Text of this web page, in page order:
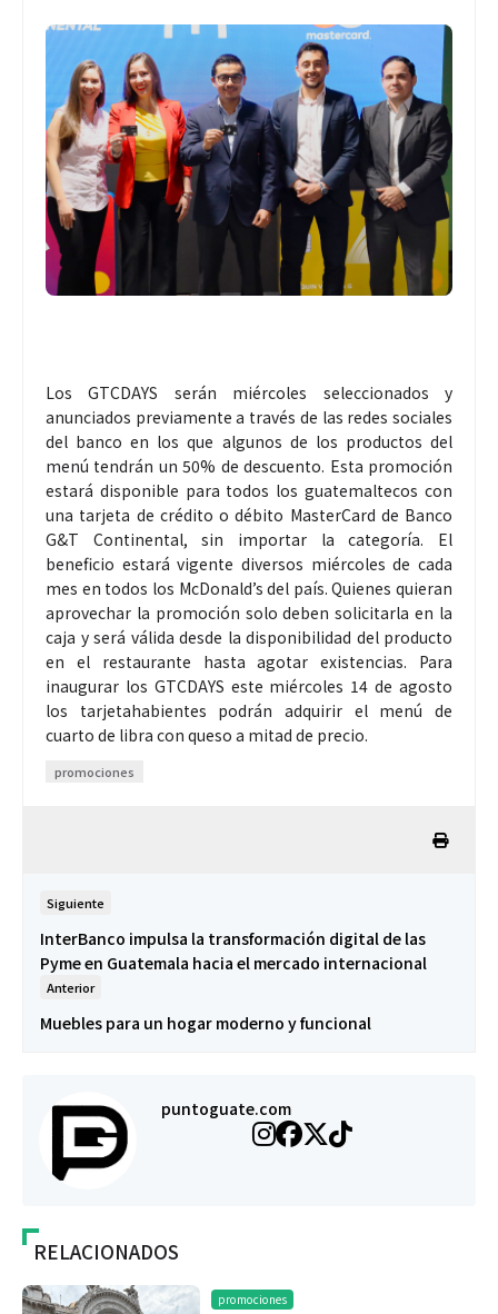
Los GTCDAYS serán miércoles seleccionados y
anunciados previamente a través de las redes sociales
del banco en los que algunos de los productos del
menú tendrán un 50% de descuento. Esta promoción
estará disponible para todos los guatemaltecos con
una tarjeta de crédito o débito MasterCard de Banco
G&T Continental, sin importar la categoría. El
beneficio estará vigente diversos miércoles de cada
mes en todos los McDonald’s del país. Quienes quieran
aprovechar la promoción solo deben solicitarla en la
caja y será válida desde la disponibilidad del producto
en el restaurante hasta agotar existencias. Para
inaugurar los GTCDAYS este miércoles 14 de agosto
los tarjetahabientes podrán adquirir el menú de
cuarto de libra con queso a mitad de precio.
promociones
Siguiente
InterBanco impulsa la transformación digital de las
Pyme en Guatemala hacia el mercado internacional
Anterior
Muebles para un hogar moderno y funcional
puntoguate.com
RELACIONADOS
promociones